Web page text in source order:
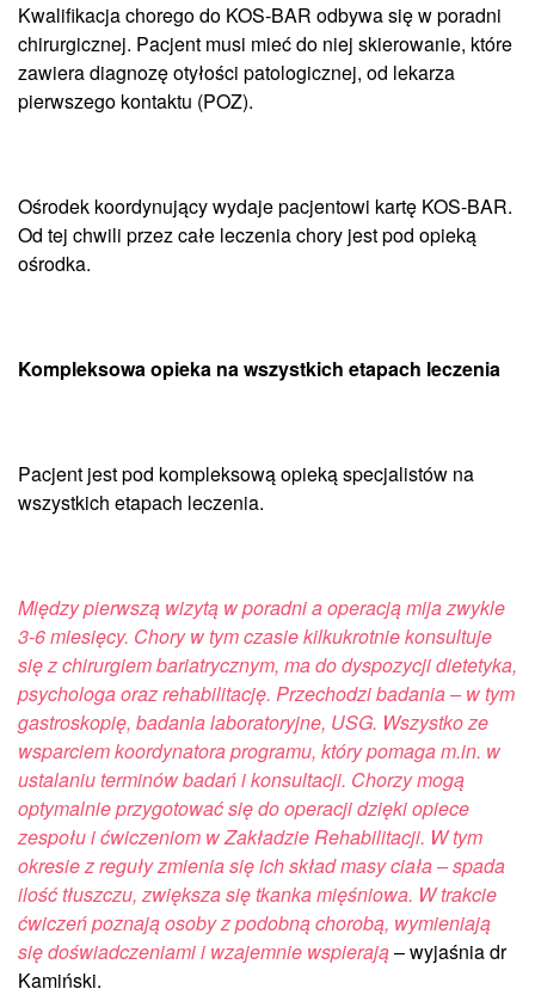
Kwalifikacja chorego do KOS-BAR odbywa się w poradni
chirurgicznej. Pacjent musi mieć do niej skierowanie, które
zawiera diagnozę otyłości patologicznej, od lekarza
pierwszego kontaktu (POZ).
Ośrodek koordynujący wydaje pacjentowi kartę KOS-BAR.
Od tej chwili przez całe leczenia chory jest pod opieką
ośrodka.
Kompleksowa opieka na wszystkich etapach leczenia
Pacjent jest pod kompleksową opieką specjalistów na
wszystkich etapach leczenia.
Między pierwszą wizytą w poradni a operacją mija zwykle
3-6 miesięcy. Chory w tym czasie kilkukrotnie konsultuje
się z chirurgiem bariatrycznym, ma do dyspozycji dietetyka,
psychologa oraz rehabilitację. Przechodzi badania – w tym
gastroskopię, badania laboratoryjne, USG. Wszystko ze
wsparciem koordynatora programu, który pomaga m.in. w
ustalaniu terminów badań i konsultacji. Chorzy mogą
optymalnie przygotować się do operacji dzięki opiece
zespołu i ćwiczeniom w Zakładzie Rehabilitacji. W tym
okresie z reguły zmienia się ich skład masy ciała – spada
ilość tłuszczu, zwiększa się tkanka mięśniowa. W trakcie
ćwiczeń poznają osoby z podobną chorobą, wymieniają
się doświadczeniami i wzajemnie wspierają– wyjaśnia dr
Kamiński.